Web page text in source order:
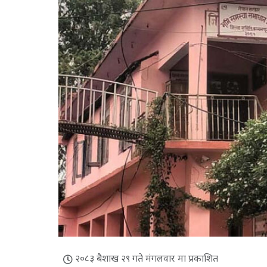
२०८३ बैशाख २९ गते मंगलवार मा प्रकाशित